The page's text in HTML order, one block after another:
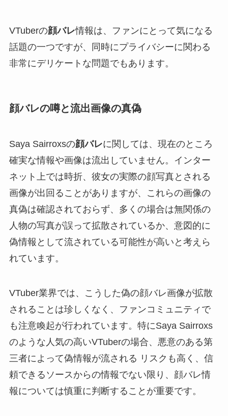
VTuberの顔バレ情報は、ファンにとって気になる
話題の一つですが、同時にプライバシーに関わる
非常にデリケートな問題でもあります。
顔バレの噂と流出画像の真偽
Saya Sairroxsの顔バレに関しては、現在のところ
確実な情報や画像は流出していません。インター
ネット上では時折、彼女の実際の顔写真とされる
画像が出回ることがありますが、これらの画像の
真偽は確認されておらず、多くの場合は無関係の
人物の写真が誤って拡散されているか、意図的に
偽情報として流されている可能性が高いと考えら
れています。
VTuber業界では、こうした偽の顔バレ画像が拡散
されることは珍しくなく、ファンコミュニティで
も注意喚起が行われています。特にSaya Sairroxs
のような人気の高いVTuberの場合、悪意のある第
三者によって偽情報が流される リスクも高く、信
頼できるソースからの情報でない限り、顔バレ情
報については慎重に判断することが重要です。